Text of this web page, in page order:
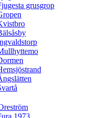
grusgrop
1973